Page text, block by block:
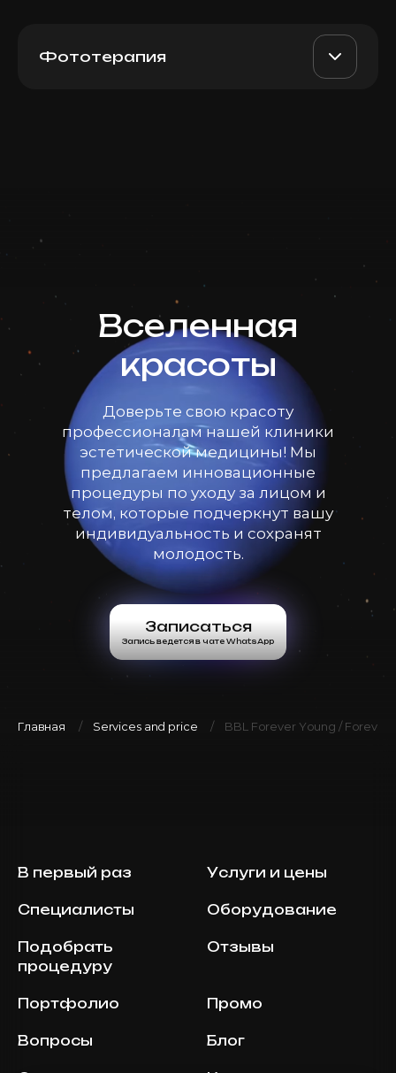
Фототерапия
Вселенная
красоты
Доверьте свою красоту
профессионалам нашей клиники
эстетической медицины! Мы
предлагаем инновационные
процедуры по уходу за лицом и
телом, которые подчеркнут вашу
индивидуальность и сохранят
молодость.
Записаться
Запись ведется в чате WhatsApp
Главная Services and price BBL Forever Young / Forever
В первый раз Услуги и цены
Специалисты Оборудование
Подобрать
процедуру
Отзывы
Портфолио Промо
Вопросы Блог